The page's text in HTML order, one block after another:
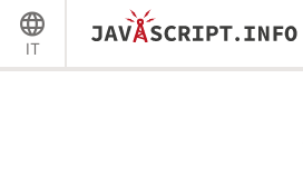
IT